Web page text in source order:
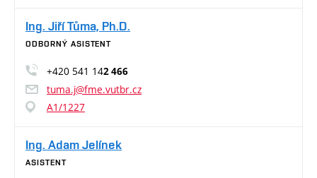
Ing. Jiří Tůma, Ph.D.
ODBORNÝ ASISTENT
+420 541 142 466
tuma.j@fme.vutbr.cz
A1/1227
Ing. Adam Jelínek
ASISTENT